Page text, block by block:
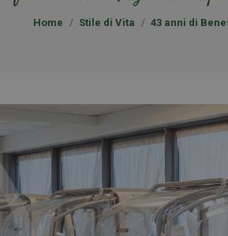
Tu sei qui:
Home Stile di Vita 43 anni di